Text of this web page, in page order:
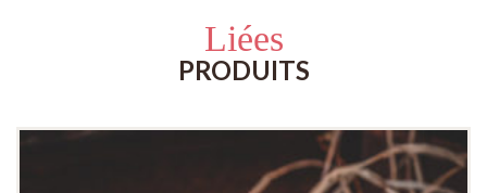
Liées
PRODUITS